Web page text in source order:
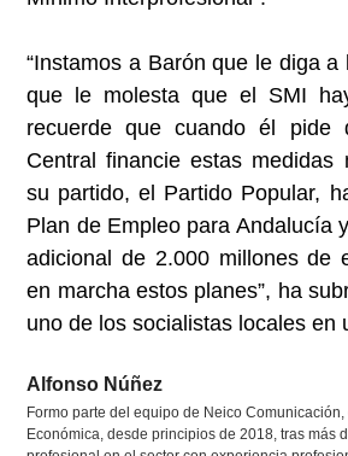
“Instamos a Barón que le diga a
que le molesta que el SMI
recuerde que cuando él pide
Central financie estas medidas
su partido, el Partido Popular,
Plan de Empleo para Andalucía
adicional de 2.000 millones de
en marcha estos planes”, ha
uno de los socialistas locales en
Alfonso Núñez
Formo parte del equipo de Neico
Económica, desde principios de 2018, tras más